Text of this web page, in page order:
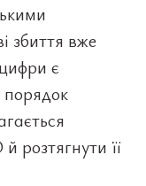
збиття вже
є
порядок
розтягнути її